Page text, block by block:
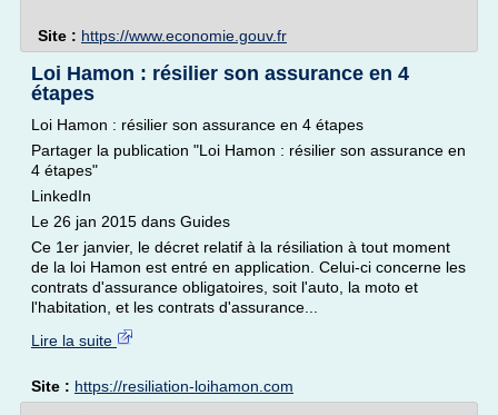
Site : https://www.economie.gouv.fr
Loi Hamon : résilier son assurance en 4
étapes
Loi Hamon : résilier son assurance en 4 étapes
Partager la publication "Loi Hamon : résilier son assurance en
4 étapes"
LinkedIn
Le 26 jan 2015 dans Guides
Ce 1er janvier, le décret relatif à la résiliation à tout moment
de la loi Hamon est entré en application. Celui-ci concerne les
contrats d'assurance obligatoires, soit l'auto, la moto et
l'habitation, et les contrats d'assurance...
Lire la suite
Site : https://resiliation-loihamon.com